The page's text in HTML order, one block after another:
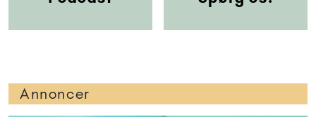
Annoncer